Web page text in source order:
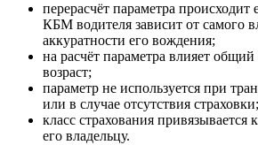
перерасчёт параметра происходит
КБМ водителя зависит от самого
аккуратности его вождения;
на расчёт параметра влияет
возраст;
параметр не используется при
или в случае отсутствия страховки;
класс страхования
его владельцу.